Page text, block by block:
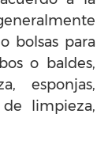
bolsas para
o baldes,
esponjas,
limpieza,